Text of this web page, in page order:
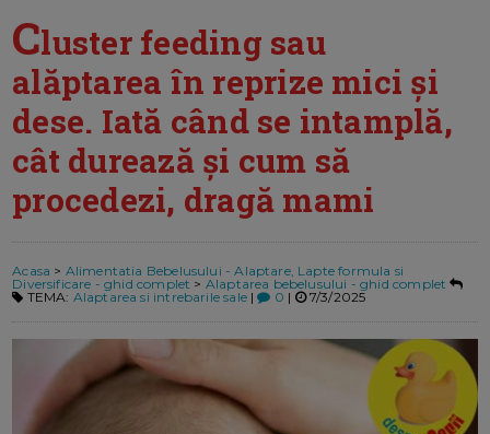
Cluster feeding sau
alăptarea în reprize mici și
dese. Iată când se intamplă,
cât durează și cum să
procedezi, dragă mami
Acasa > Alimentatia Bebelusului - Alaptare, Lapte formula si
Diversificare - ghid complet > Alaptarea bebelusului - ghid complet
TEMA: Alaptarea si intrebarile sale| 0 | 7/3/2025